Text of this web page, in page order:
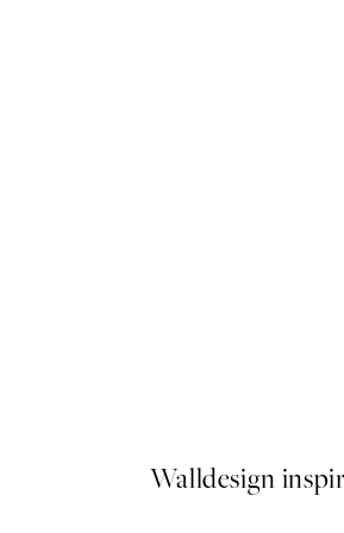
Walldesign